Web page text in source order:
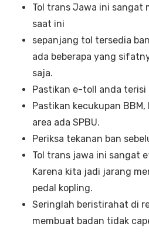
Tol trans Jawa ini sangat
saat ini
sepanjang tol tersedia
ada beberapa yang
saja.
Pastikan e-toll anda terisi
Pastikan kecukupan
area ada SPBU.
Periksa tekanan ban
Tol trans jawa ini sangat
Karena kita jadi jarang
pedal kopling.
Seringlah beristirahat di
membuat badan tidak